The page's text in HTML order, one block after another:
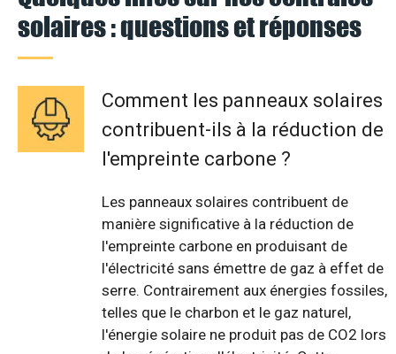
solaires : questions et réponses
Comment les panneaux solaires
contribuent-ils à la réduction de
l'empreinte carbone ?
Les panneaux solaires contribuent de
manière significative à la réduction de
l'empreinte carbone en produisant de
l'électricité sans émettre de gaz à effet de
serre. Contrairement aux énergies fossiles,
telles que le charbon et le gaz naturel,
l'énergie solaire ne produit pas de CO2 lors